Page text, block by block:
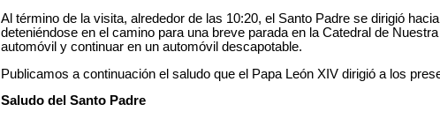
Al término de la visita, alrededor de las 10:20, el Santo Padre se dirigió
deteniéndose en el camino para una breve parada en la Catedral de
automóvil y continuar en un automóvil descapotable.
Publicamos a continuación el saludo que el Papa León XIV dirigió a los
Saludo del Santo Padre